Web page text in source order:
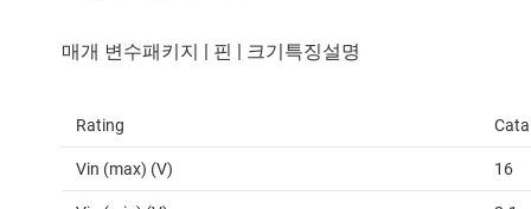
Rating
Vin (max) (V) 16